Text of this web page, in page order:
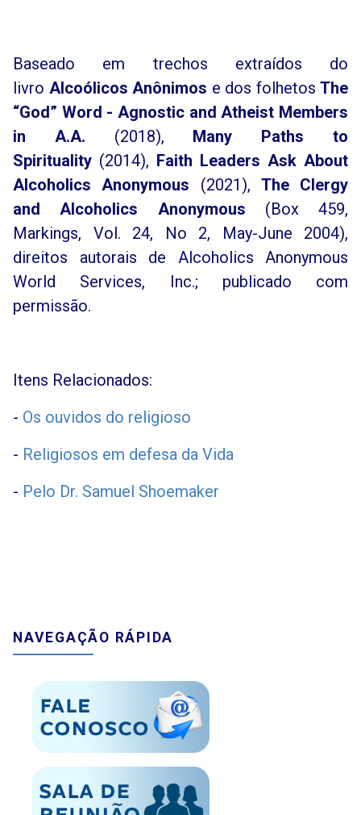
Baseado em trechos extraídos do
livro Alcoólicos Anônimos e dos folhetos The
“God” Word - Agnostic and Atheist Members
in A.A. (2018), Many Paths to
Spirituality (2014), Faith Leaders Ask About
Alcoholics Anonymous (2021), The Clergy
and Alcoholics Anonymous (Box 459,
Markings, Vol. 24, No 2, May-June 2004),
direitos autorais de Alcoholics Anonymous
World Services, Inc.; publicado com
permissão.
Itens Relacionados:
- Os ouvidos do religioso
- Religiosos em defesa da Vida
- Pelo Dr. Samuel Shoemaker
NAVEGAÇÃO RÁPIDA